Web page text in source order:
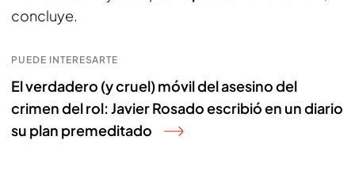
concluye.
PUEDE INTERESARTE
El verdadero (y cruel) móvil del asesino del
crimen del rol: Javier Rosado escribió en un diario
su plan premeditado